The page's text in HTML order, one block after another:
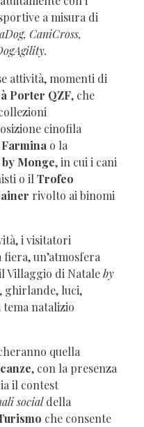
a misura di
CaniCross,
attività, momenti di
Porter QZF, che
cinofila
o la
by Monge, in cui i cani
o il Trofeo
rivolto ai binomi
i visitatori
un’atmosfera
Villaggio di Nataleby
ghirlande, luci,
natalizio
quella
, con la presenza
il contest
socialdella
che consente